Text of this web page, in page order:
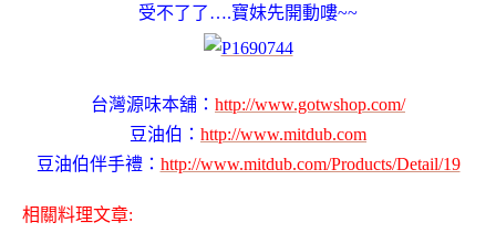
受不了了….寶妹先開動嘍~~
台灣源味本舖： http://www.gotwshop.com/
豆油伯： http://www.mitdub.com
豆油伯伴手禮： http://www.mitdub.com/Products/Detail/19
相關料理文章: